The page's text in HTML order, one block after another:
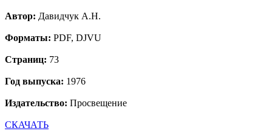
Автор: Давидчук А.Н.
Форматы: PDF, DJVU
Страниц: 73
Год выпуска: 1976
Издательство: Просвещение
СКАЧАТЬ